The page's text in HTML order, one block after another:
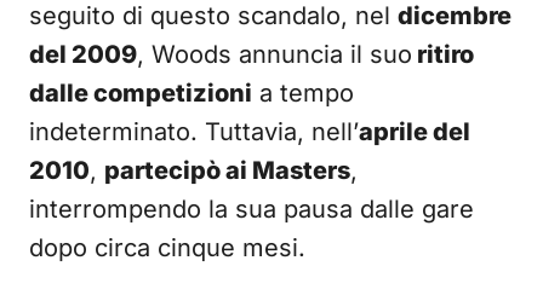
seguito di questo scandalo, nel dicembre
del 2009, Woods annuncia il suo ritiro
dalle competizioni a tempo
indeterminato. Tuttavia, nell’aprile del
2010, partecipò ai Masters,
interrompendo la sua pausa dalle gare
dopo circa cinque mesi.